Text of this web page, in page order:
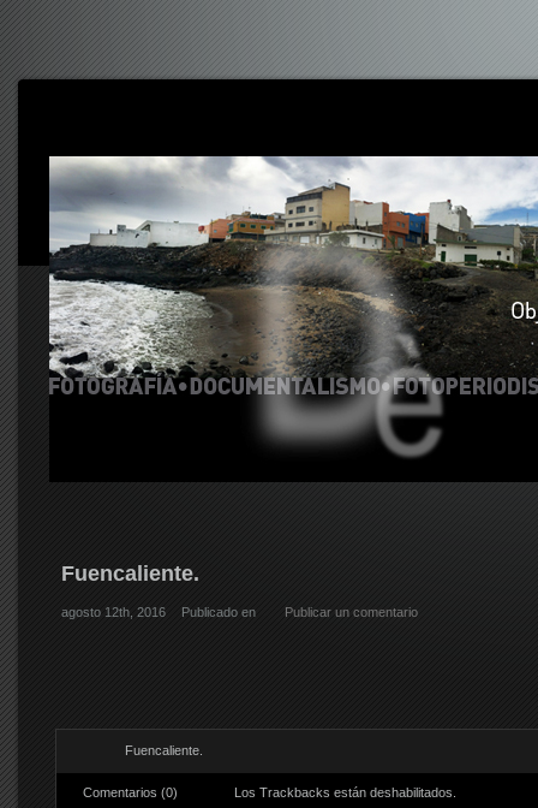
Fuencaliente.
agosto 12th, 2016 Publicado en Publicar un comentario
Fuencaliente.
Comentarios (0) Los Trackbacks están deshabilitados.